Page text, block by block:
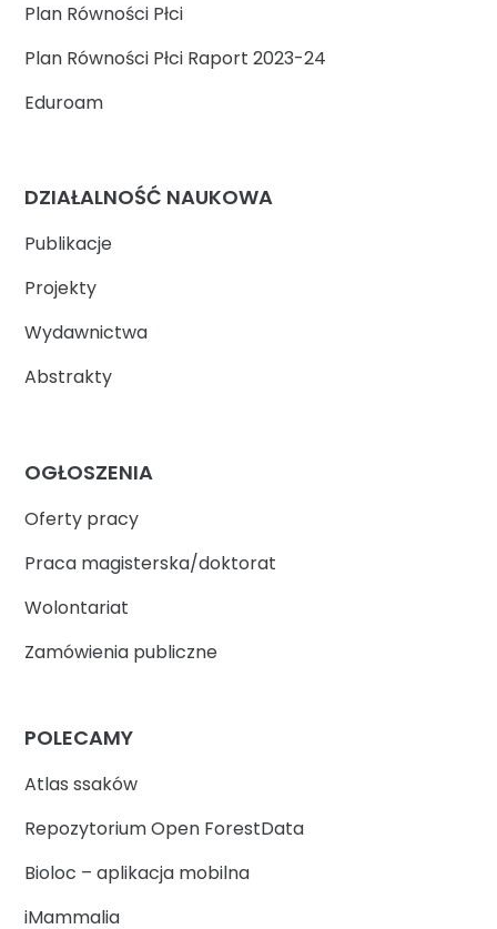
Plan Równości Płci
Plan Równości Płci Raport 2023-24
Eduroam
DZIAŁALNOŚĆ NAUKOWA
Publikacje
Projekty
Wydawnictwa
Abstrakty
OGŁOSZENIA
Oferty pracy
Praca magisterska/doktorat
Wolontariat
Zamówienia publiczne
POLECAMY
Atlas ssaków
Repozytorium Open ForestData
Bioloc – aplikacja mobilna
iMammalia